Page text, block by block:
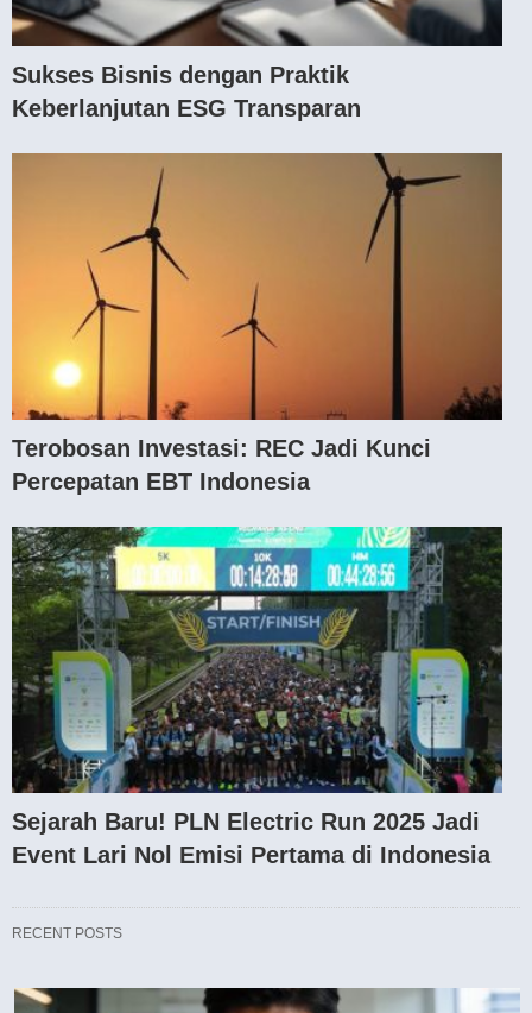
Sukses Bisnis dengan Praktik
Keberlanjutan ESG Transparan
Terobosan Investasi: REC Jadi Kunci
Percepatan EBT Indonesia
Sejarah Baru! PLN Electric Run 2025 Jadi
Event Lari Nol Emisi Pertama di Indonesia
RECENT POSTS